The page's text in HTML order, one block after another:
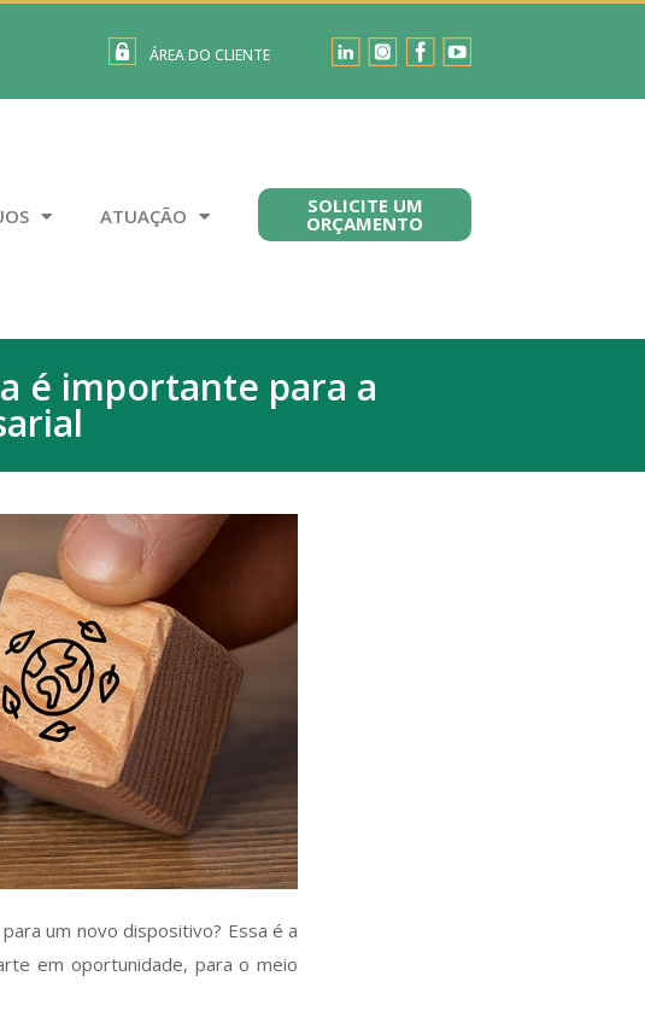
ÁREA DO CLIENTE
ATUAÇÃO SOLICITE UM
ORÇAMENTO
é importante para a
um novo dispositivo? Essa é a
em oportunidade, para o meio